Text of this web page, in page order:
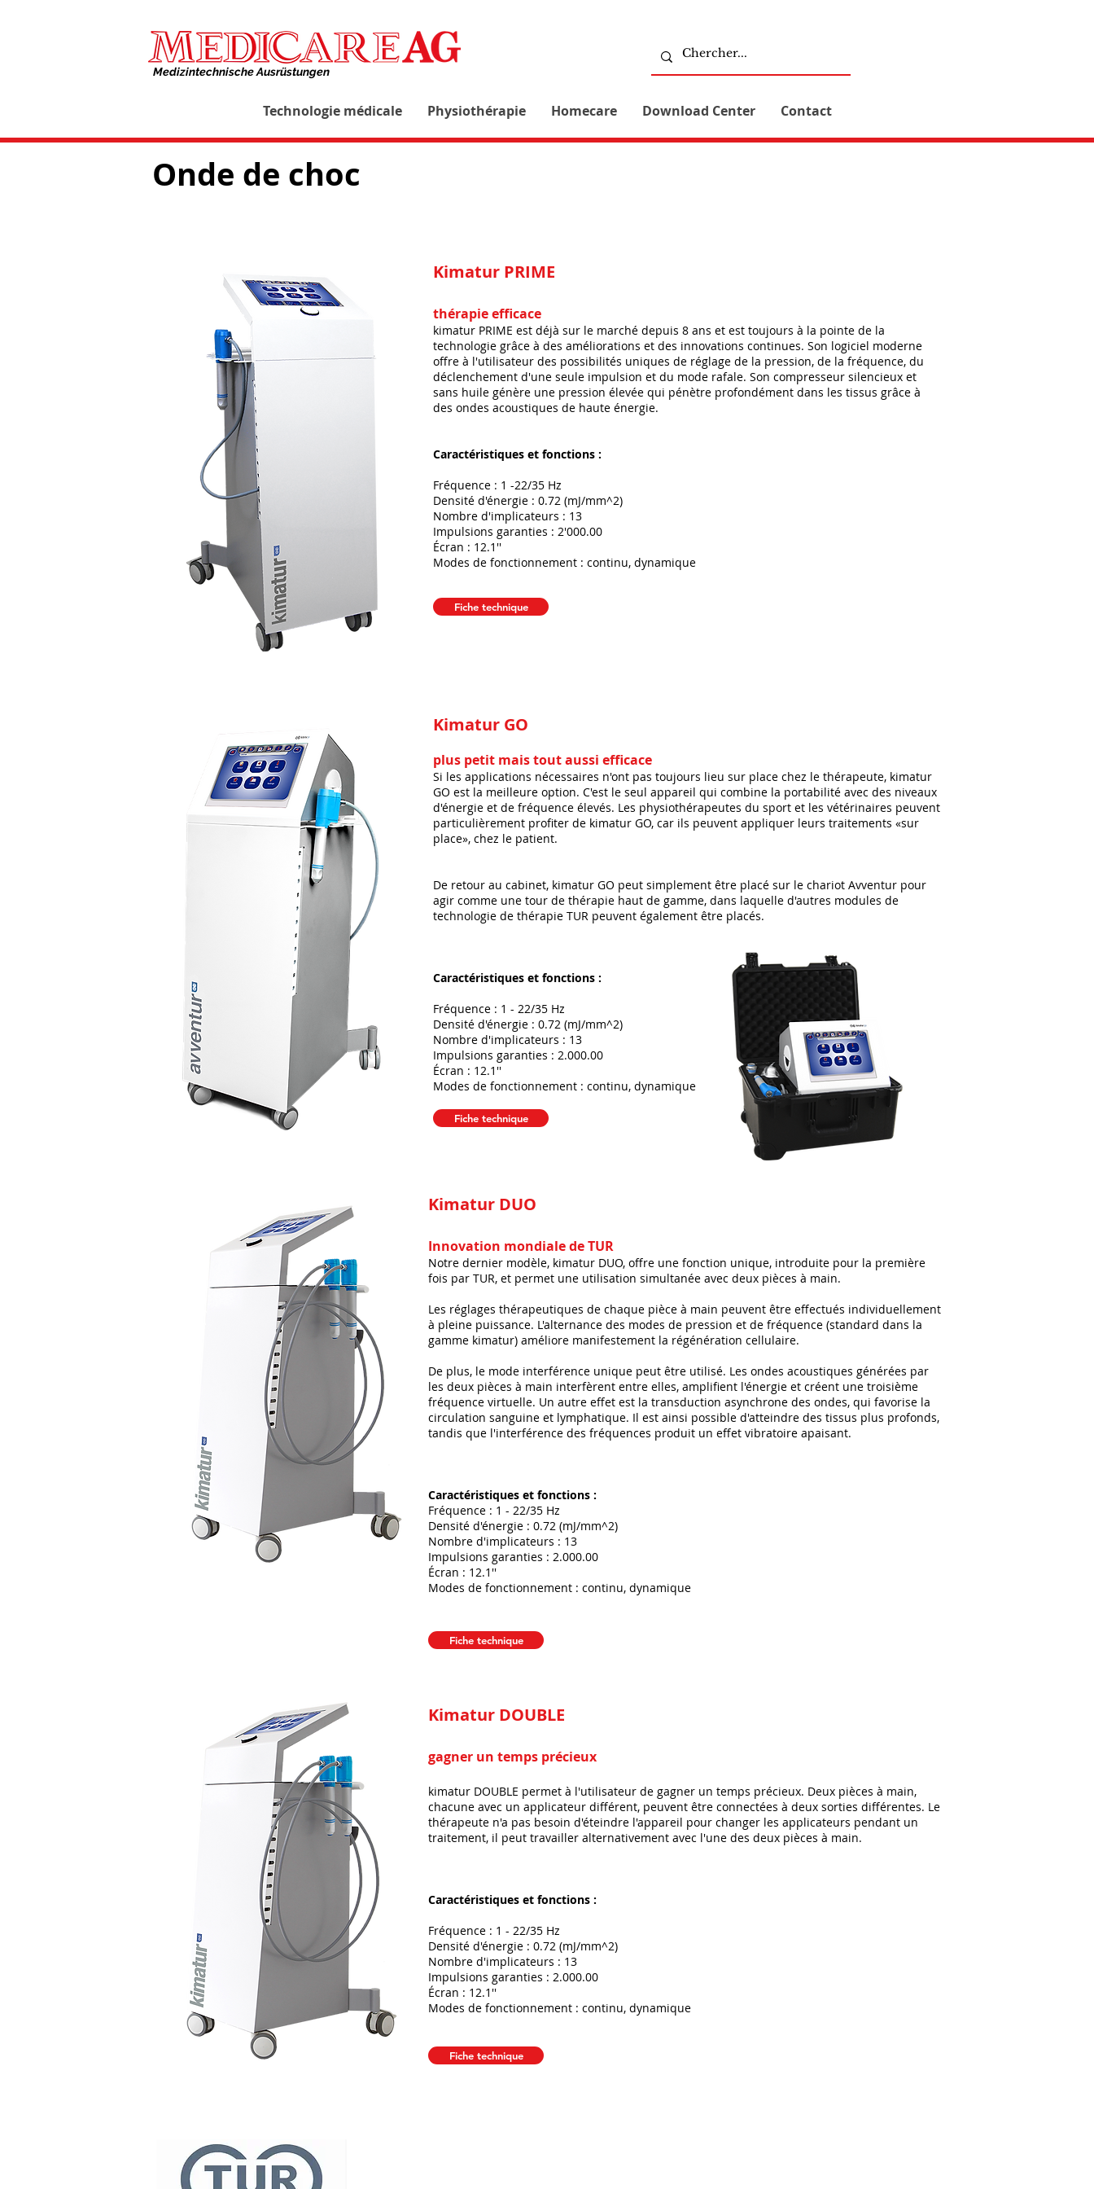
Medizintechnische Ausrüstungen​
Technologie médicale Physiothérapie Homecare Download Center Contact
Onde de choc
Kimatur PRIME
thérapie efficace
kimatur PRIME est déjà sur le marché depuis 8 ans et est toujours à la pointe de la
technologie grâce à des améliorations et des innovations continues. Son logiciel moderne
offre à l'utilisateur des possibilités uniques de réglage de la pression, de la fréquence, du
déclenchement d'une seule impulsion et du mode rafale. Son compresseur silencieux et
sans huile génère une pression élevée qui pénètre profondément dans les tissus grâce à
des ondes acoustiques de haute énergie.
Caractéristiques et fonctions :
Fréquence : 1 -22/35 Hz
Densité d'énergie : 0.72 (mJ/mm^2)
Nombre d'implicateurs : 13
Impulsions garanties : 2'000.00
Écran : 12.1''
Modes de fonctionnement : continu, dynamique
Fiche technique
Kimatur GO
plus petit mais tout aussi efficace
Si les applications nécessaires n'ont pas toujours lieu sur place chez le thérapeute, kimatur
GO est la meilleure option. C'est le seul appareil qui combine la portabilité avec des niveaux
d'énergie et de fréquence élevés. Les physiothérapeutes du sport et les vétérinaires peuvent
particulièrement profiter de kimatur GO, car ils peuvent appliquer leurs traitements «sur
place», chez le patient.
De retour au cabinet, kimatur GO peut simplement être placé sur le chariot Avventur pour
agir comme une tour de thérapie haut de gamme, dans laquelle d'autres modules de
technologie de thérapie TUR peuvent également être placés.
Caractéristiques et fonctions :
Fréquence : 1 - 22/35 Hz
Densité d'énergie : 0.72 (mJ/mm^2)
Nombre d'implicateurs : 13
Impulsions garanties : 2.000.00
Écran : 12.1''
Modes de fonctionnement : continu, dynamique
Fiche technique
Kimatur DUO
Innovation mondiale de TUR
Notre dernier modèle, kimatur DUO, offre une fonction unique, introduite pour la première
fois par TUR, et permet une utilisation simultanée avec deux pièces à main.
Les réglages thérapeutiques de chaque pièce à main peuvent être effectués individuellement
à pleine puissance. L'alternance des modes de pression et de fréquence (standard dans la
gamme kimatur) améliore manifestement la régénération cellulaire.
De plus, le mode interférence unique peut être utilisé. Les ondes acoustiques générées par
les deux pièces à main interfèrent entre elles, amplifient l'énergie et créent une troisième
fréquence virtuelle. Un autre effet est la transduction asynchrone des ondes, qui favorise la
circulation sanguine et lymphatique. Il est ainsi possible d'atteindre des tissus plus profonds,
tandis que l'interférence des fréquences produit un effet vibratoire apaisant.
Caractéristiques et fonctions :
Fréquence : 1 - 22/35 Hz
Densité d'énergie : 0.72 (mJ/mm^2)
Nombre d'implicateurs : 13
Impulsions garanties : 2.000.00
Écran : 12.1''
Modes de fonctionnement : continu, dynamique
Fiche technique
Kimatur DOUBLE
gagner un temps précieux
kimatur DOUBLE permet à l'utilisateur de gagner un temps précieux. Deux pièces à main,
chacune avec un applicateur différent, peuvent être connectées à deux sorties différentes. Le
thérapeute n'a pas besoin d'éteindre l'appareil pour changer les applicateurs pendant un
traitement, il peut travailler alternativement avec l'une des deux pièces à main.
Caractéristiques et fonctions :
Fréquence : 1 - 22/35 Hz
Densité d'énergie : 0.72 (mJ/mm^2)
Nombre d'implicateurs : 13
Impulsions garanties : 2.000.00
Écran : 12.1''
Modes de fonctionnement : continu, dynamique
Fiche technique